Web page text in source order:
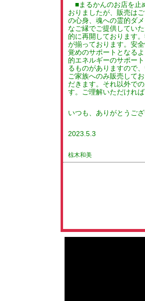
■まるかんのお店を止
おりましたが、販売は
の心身、魂への霊的ダ
なご縁でご提供してい
的に再開しております
が揃っております。安
覚めのサポートとなる
的エネルギーのサポー
るものがありますので
ご家族へのみ販売して
だきます。それ以外で
す。ご理解いただければ
いつも、ありがとうござ
2023.5.3
椋木和美